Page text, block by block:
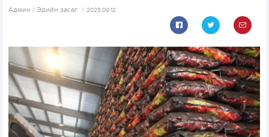
Aдмин / Эдийн засаг 2025.09.12